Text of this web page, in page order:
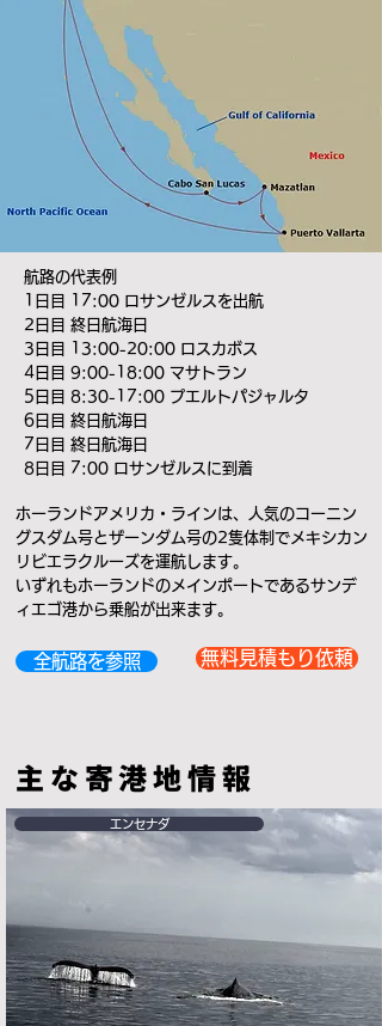
航路の代表例
1日目 17:00 ロサンゼルスを出航
2日目 終日航海日
3日目 13:00-20:00 ロスカボス
4日目 9:00-18:00 マサトラン
5日目 8:30-17:00 プエルトパジャルタ
6日目 終日航海日
7日目 終日航海日
8日目 7:00 ロサンゼルスに到着
ホーランドアメリカ・ラインは、人気のコーニン
グスダム号とザーンダム号の2隻体制でメキシカン
リビエラクルーズを運航します。
いずれもホーランドのメインポートであるサンデ
ィエゴ港から乗船が出来ます。
全航路を参照 無料見積もり依頼
主な寄港地情報
エンセナダ